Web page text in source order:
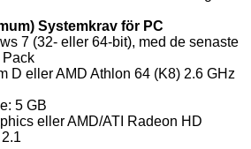
Systemkrav för PC
7 (32- eller 64-bit), med de senaste
Pack
D eller AMD Athlon 64 (K8) 2.6 GHz
5 GB
eller AMD/ATI Radeon HD